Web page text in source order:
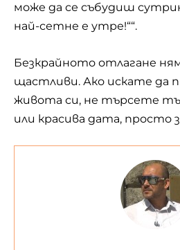
може да се събудиш
най-сетне е утре!““.
Безкрайното отлагане
щастливи. Ако искате да
живота си, не търсете
или красива дата, просто